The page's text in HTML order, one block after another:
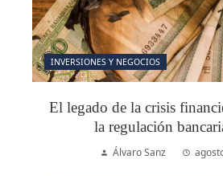
INVERSIONES Y NEGOCIOS
El legado de la crisis
la regulación
Álvaro Sanz